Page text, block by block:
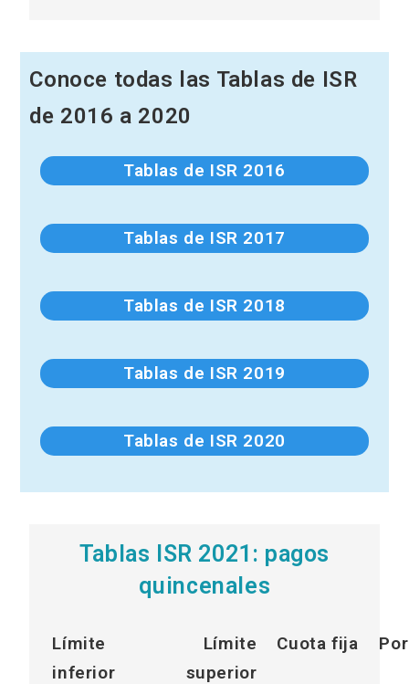
Conoce todas las Tablas de ISR
de 2016 a 2020​
Tablas de ISR 2016
Tablas de ISR 2017
Tablas de ISR 2018
Tablas de ISR 2019
Tablas de ISR 2020
Tablas ISR 2021: pagos
quincenales
Límite
inferior
Límite
superior
Cuota fija